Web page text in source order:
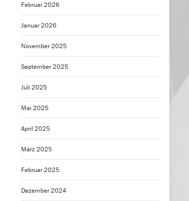
Februar 2026
Januar 2026
November 2025
September 2025
Juli 2025
Mai 2025
April 2025
März 2025
Februar 2025
Dezember 2024